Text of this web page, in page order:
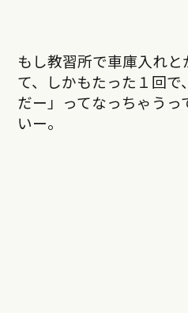
もし教習所で車庫入れと
て、しかもたった１回で
だー」ってなっちゃう
いー。